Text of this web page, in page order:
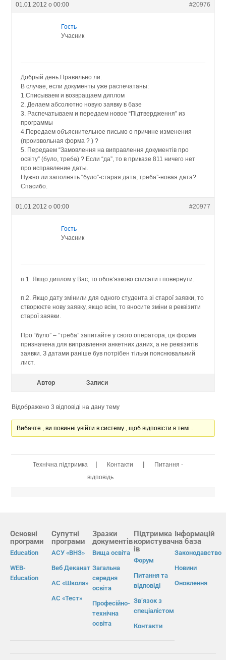
01.01.2012 о 00:00 #20976
Гость
Учасник
Добрый день.Правильно ли:
В случае, если документы уже распечатаны:
1.Списываем и возвращаем диплом
2. Делаем абсолютно новую заявку в базе
3. Распечатываем и передаем новое “Підтвердження” из
программы
4.Передаем объяснительное письмо о причине изменения
(произвольная форма ? ) ?
5. Передаем “Замовлення на виправлення документів про
освіту” (було, треба) ? Если “да”, то в приказе 811 ничего нет
про исправление даты.
Нужно ли заполнять “було”-старая дата, треба”-новая дата?
Спасибо.
01.01.2012 о 00:00 #20977
Гость
Учасник
п.1. Якщо диплом у Вас, то обов’язково списати і повернути.
п.2. Якщо дату змінили для одного студента зі старої заявки, то
створюєте нову заявку, якщо всім, то вносите зміни в реквізити
старої заявки.
Про “було” – “треба” запитайте у свого оператора, ця форма
призначена для виправлення анкетних даних, а не реквізитів
заявки. З датами раніше був потрібен тільки пояснювальний
лист.
Автор Записи
Відображено 3 відповіді на дану тему
Вибачте , ви повинні увійти в систему , щоб відповісти в темі .
Технічна підтримка | Контакти |
Питання -
відповідь
Основні
програми
Education
WEB-
Education
Супутні
програми
АСУ «ВНЗ»
Веб Деканат
АС «Школа»
АС «Тест»
Зразки
документів
Вища освіта
Загальна
середня
освіта
Професійно-
технічна
освіта
Підтримка
користувач
ів
Форум
Питання та
відповіді
Зв’язок з
спеціалістом
Контакти
Інформацій
на база
Законодавство
Новини
Оновлення